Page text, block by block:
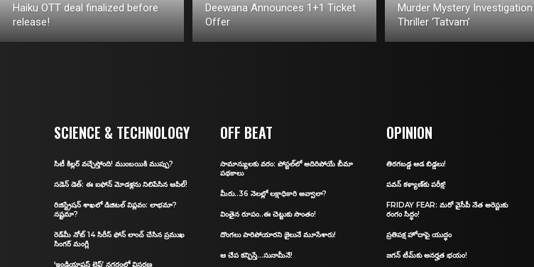
Haiku OTT deal finalized before
release!
Deewana Announces 1+1 Ticket
Offer
Murder Mystery Investigation
Thriller ‘Tatvam’
SCIENCE & TECHNOLOGY
సిటీ కిల్ల‌ర్ వ‌చ్చేస్తోంది! ముంబ‌యికి ముప్పు?
స‌డెన్ డెత్: ఈ ఐఫోన్ మోడళ్లను నిలిపేసిన ఆపిల్‌!
రిజిస్ట్రేషన్‌ శాఖలో డిజిట‌ల్ విప్ల‌వం: లాభ‌మా?
న‌ష్ట‌మా?
రెడ్‌మీ నోట్‌ 14 సిరీస్‌ ఫోన్ లాంచ్ చేసిన ప్రముఖ
సింగర్ మంగ్లీ
‘ఇండియాఫస్ట్ లైఫ్’ నగరంలో విస్తరణ
OFF BEAT
సామాన్యులకు వరం: పోస్ట‌ల్‌లో అదిరిపోయే బీమా
ప‌థ‌కాలు
మీరు..36 నెలల్లో లక్షాధికారి అవ్వాలా?
వింతైన రూపం..ఈ చెట్టుకు సొంతం!
దొంగలు పారిపోయారని జైలునే మూసేశారు!
ఆ చేప కన్పిస్తే…సునామీనే!
OPINION
తిరగబడ్డ ఆడ బిడ్డలు!
ప‌వ‌న్ క‌ళ్యాణ్‌కు ప‌రీక్ష‌!
FRIDAY FEAR: మ‌రో వైసీపీ నేత అరెస్టుకు
రంగం సిద్ధం!
ప్రతిపక్ష హోదాపై యుద్ధం
జగన్‌ టీమ్‌కు అనర్హత భయం!